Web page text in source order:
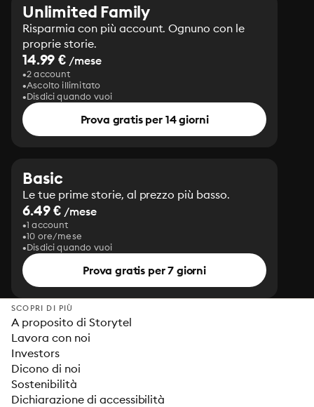
Unlimited Family
Risparmia con più account. Ognuno con le
proprie storie.
14.99 € /mese
2 account
Ascolto illimitato
Disdici quando vuoi
Prova gratis per 14 giorni
Basic
Le tue prime storie, al prezzo più basso.
6.49 € /mese
1 account
10 ore/mese
Disdici quando vuoi
Prova gratis per 7 giorni
SCOPRI DI PIÙ
A proposito di Storytel
Lavora con noi
Investors
Dicono di noi
Sostenibilità
Dichiarazione di accessibilità